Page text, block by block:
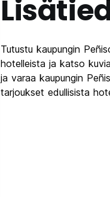
Tutustu kaupungin
hotelleista ja katso
ja varaa kaupungin
tarjoukset edullisista